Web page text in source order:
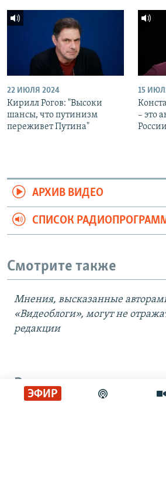
ЭФИР
22 ИЮЛЯ 2024
Кирилл Рогов: "Высоки
шансы, что путинизм
переживет Путина"
15
– это
АРХИВ ВИДЕО
СПИСОК
Смотрите также
Мнения, высказанные
«Видеоблоги», могут не
редакции
Все видео